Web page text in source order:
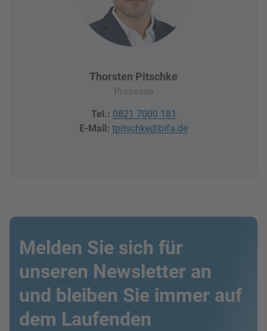
Thorsten Pitschke
Tel.: 0821 7000 181
E-Mail: tpitschke@bifa.de
Melden Sie sich für
unseren Newsletter an
und bleiben Sie immer auf
dem Laufenden